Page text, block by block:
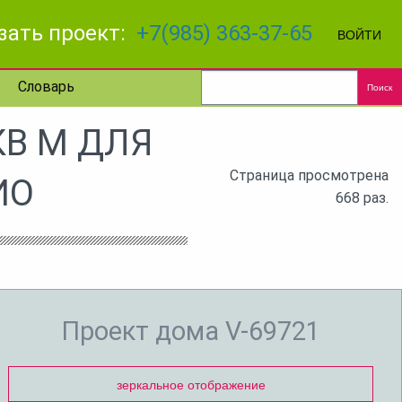
проект: +7(985) 363-37-65 ВОЙТИ
Словарь Поиск
М ДЛЯ
Страница просмотрена
668 раз.
Проект дома V-69721
зеркальное отображение